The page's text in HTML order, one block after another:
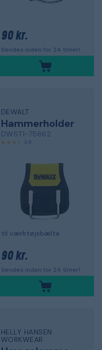
90 kr.
Sendes inden for 24 timer!
DEWALT
Hammerholder
DWST1-75662
3,9
til værktøjsbælte
90 kr.
Sendes inden for 24 timer!
HELLY HANSEN
WORKWEAR